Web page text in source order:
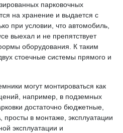
парковочных
на хранение и выдается с
при условии, что автомобиль,
выехал и не препятствует
оборудования. К таким
стоечные системы прямого и
могут монтироваться как
например, в подземных
достаточно бюджетные,
в монтаже, эксплуатации
эксплуатации и